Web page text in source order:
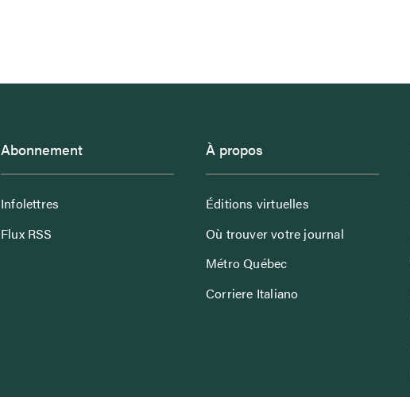
Abonnement
Infolettres
Flux RSS
À propos
Éditions virtuelles
Où trouver votre journal
Métro Québec
Corriere Italiano